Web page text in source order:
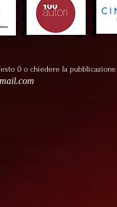
0 o chiedere la